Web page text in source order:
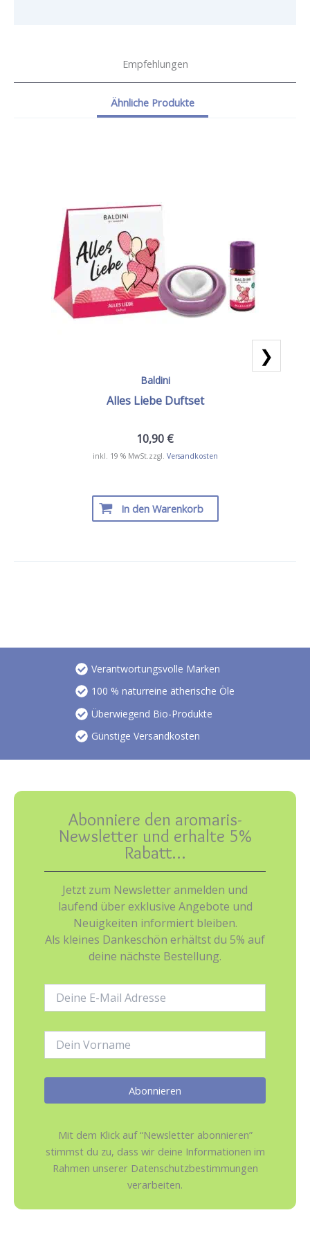
Empfehlungen
Ähnliche Produkte
Baldini
Alles Liebe Duftset
10,90 €
inkl. 19 % MwSt. zzgl. Versandkosten
In den Warenkorb
❯
Verantwortungsvolle Marken
100 % naturreine ätherische Öle
Überwiegend Bio-Produkte
Günstige Versandkosten
Abonniere den aromaris-
Newsletter und erhalte 5%
Rabatt…
Jetzt zum Newsletter anmelden und
laufend über exklusive Angebote und
Neuigkeiten informiert bleiben.
Als kleines Dankeschön erhältst du 5% auf
deine nächste Bestellung.
Mail-
Mit dem Klick auf “Newsletter abonnieren”
stimmst du zu, dass wir deine Informationen im
Rahmen unserer Datenschutzbestimmungen
verarbeiten.